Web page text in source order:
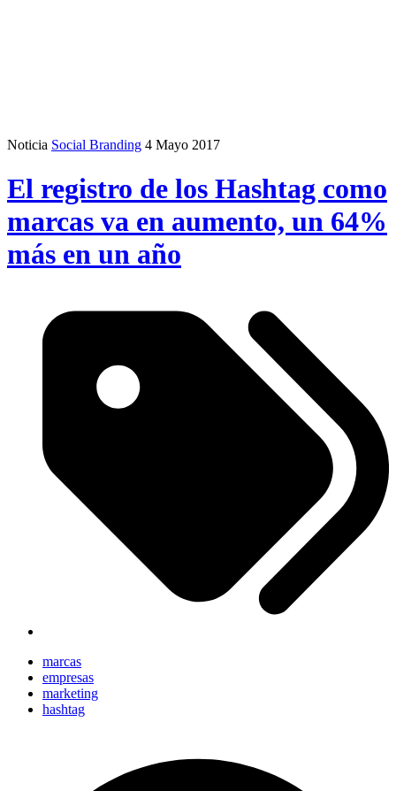
Noticia Social Branding 4 Mayo 2017
El registro de los Hashtag como
marcas va en aumento, un 64%
más en un año
marcas
empresas
marketing
hashtag